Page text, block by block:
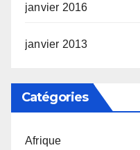
janvier 2016
janvier 2013
Catégories
Afrique